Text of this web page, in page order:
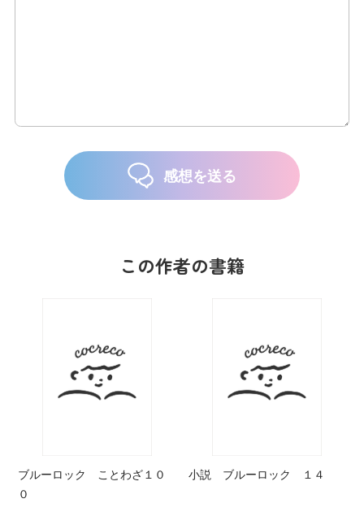
感想を送る
この作者の書籍
ブルーロック ことわざ１０
０
小説 ブルーロック １４